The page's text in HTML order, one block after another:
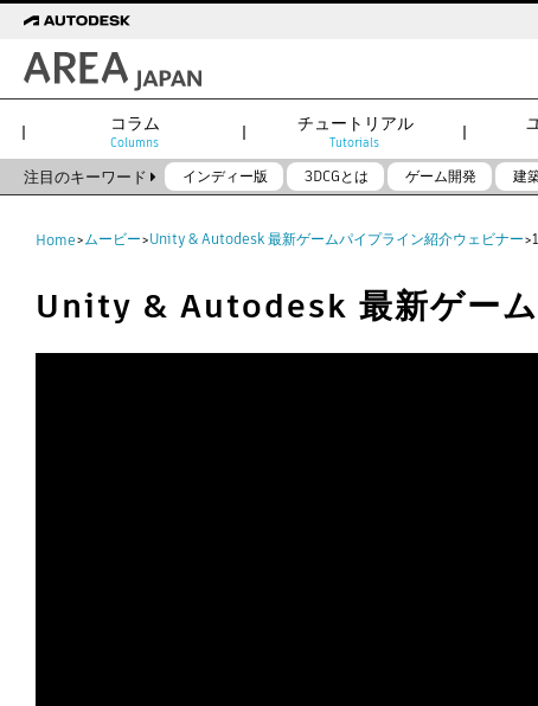
コラム
Columns
チュートリアル
Tutorials
注目のキーワード インディー版 3DCGとは ゲーム開発 建
Home>ムービー>Unity & Autodesk 最新ゲームパイプライン紹介ウェビナー>
Unity & Autodesk 最新ゲー